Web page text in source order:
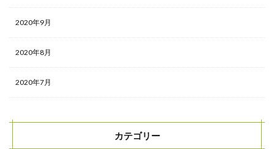
2020年9月
2020年8月
2020年7月
カテゴリー